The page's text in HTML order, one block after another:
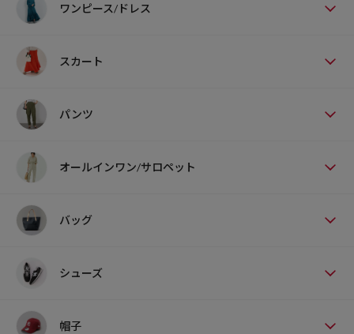
ワンピース/ドレス
スカート
パンツ
オールインワン/サロペット
バッグ
シューズ
帽子